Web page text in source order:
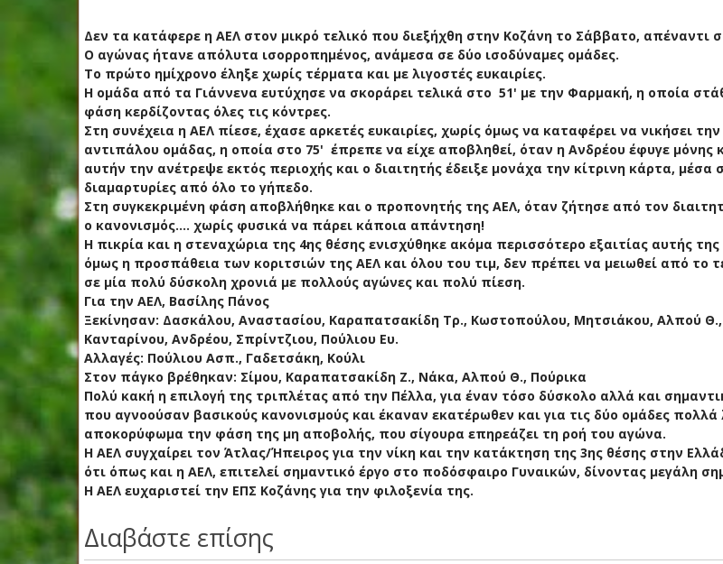
Δεν τα κατάφερε η ΑΕΛ στον μικρό τελικό που διεξήχθη στην Κοζάνη το Σάββατο, απέναντι
Ο αγώνας ήτανε απόλυτα ισορροπημένος, ανάμεσα σε δύο ισοδύναμες ομάδες.
Το πρώτο ημίχρονο έληξε χωρίς τέρματα και με λιγοστές ευκαιρίες.
Η ομάδα από τα Γιάννενα ευτύχησε να σκοράρει τελικά στο 51' με την Φαρμακή, η οποία
φάση κερδίζοντας όλες τις κόντρες.
Στη συνέχεια η ΑΕΛ πίεσε, έχασε αρκετές ευκαιρίες, χωρίς όμως να καταφέρει να νικήσει
αντιπάλου ομάδας, η οποία στο 75' έπρεπε να είχε αποβληθεί, όταν η Ανδρέου έφυγε μόνης
αυτήν την ανέτρεψε εκτός περιοχής και ο διαιτητής έδειξε μονάχα την κίτρινη κάρτα, μέσα
διαμαρτυρίες από όλο το γήπεδο.
Στη συγκεκριμένη φάση αποβλήθηκε και ο προπονητής της ΑΕΛ, όταν ζήτησε από τον
ο κανονισμός.... χωρίς φυσικά να πάρει κάποια απάντηση!
Η πικρία και η στεναχώρια της 4ης θέσης ενισχύθηκε ακόμα περισσότερο εξαιτίας αυτής
όμως η προσπάθεια των κοριτσιών της ΑΕΛ και όλου του τιμ, δεν πρέπει να μειωθεί από το
σε μία πολύ δύσκολη χρονιά με πολλούς αγώνες και πολύ πίεση.
Για την ΑΕΛ, Βασίλης Πάνος
Ξεκίνησαν: Δασκάλου, Αναστασίου, Καραπατσακίδη Τρ., Κωστοπούλου, Μητσιάκου, Αλπού
Κανταρίνου, Ανδρέου, Σπρίντζιου, Πούλιου Ευ.
Αλλαγές: Πούλιου Ασπ., Γαδετσάκη, Κούλι
Στον πάγκο βρέθηκαν: Σίμου, Καραπατσακίδη Ζ., Νάκα, Αλπού Θ., Πούρικα
Πολύ κακή η επιλογή της τριπλέτας από την Πέλλα, για έναν τόσο δύσκολο αλλά και
που αγνοούσαν βασικούς κανονισμούς και έκαναν εκατέρωθεν και για τις δύο ομάδες πολλά
αποκορύφωμα την φάση της μη αποβολής, που σίγουρα επηρεάζει τη ροή του αγώνα.
Η ΑΕΛ συγχαίρει τον Άτλας/Ήπειρος για την νίκη και την κατάκτηση της 3ης θέσης στην
ότι όπως και η ΑΕΛ, επιτελεί σημαντικό έργο στο ποδόσφαιρο Γυναικών, δίνοντας μεγάλη
Η ΑΕΛ ευχαριστεί την ΕΠΣ Κοζάνης για την φιλοξενία της.
Διαβάστε επίσης